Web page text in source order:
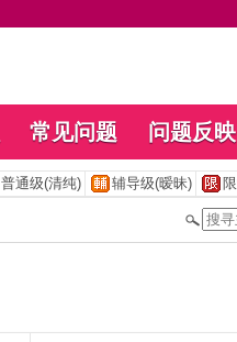
常见问题 问题反映
普通级(清纯) 辅导级(暧昧)